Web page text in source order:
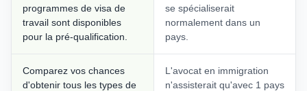
programmes de visa de
travail sont disponibles
pour la pré-qualification.
se spécialiserait
normalement dans un
pays.
Comparez vos chances
d'obtenir tous les types de
L'avocat en immigration
n'assisterait qu'avec 1 pays